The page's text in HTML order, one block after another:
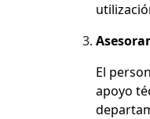
El
apoyo